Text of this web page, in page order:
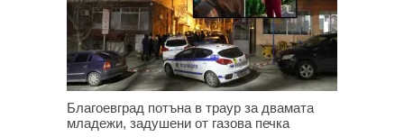
Благоевград потъна в траур за двамата
младежи, задушени от газова печка